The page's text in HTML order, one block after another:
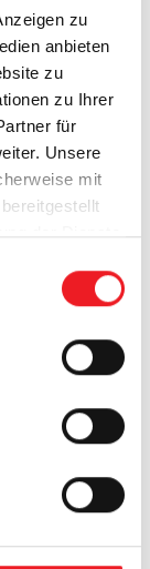
zu
anbieten
zu
zu Ihrer
für
Unsere
mit
der Dienste